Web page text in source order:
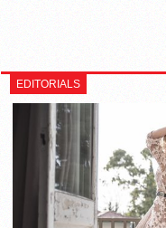
EDITORIALS